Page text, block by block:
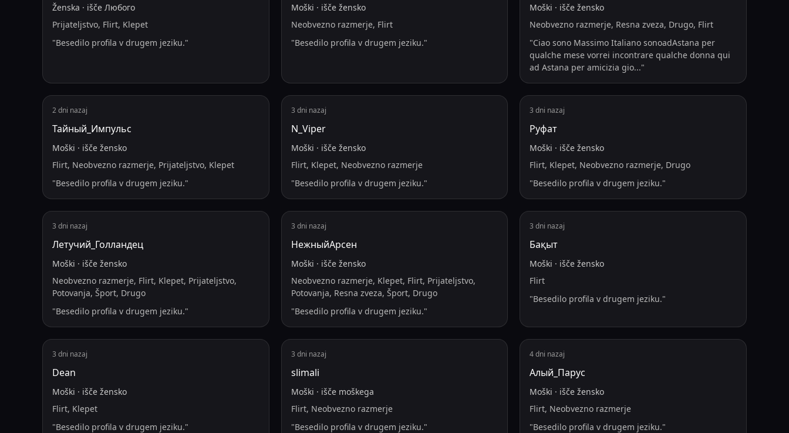
Ženska · išče Любого
Prijateljstvo, Flirt, Klepet
"Besedilo profila v drugem jeziku."
Moški · išče žensko
Neobvezno razmerje, Flirt
"Besedilo profila v drugem jeziku."
Moški · išče žensko
Neobvezno razmerje, Resna zveza, Drugo, Flirt
"Ciao sono Massimo Italiano sonoadAstana per
qualche mese vorrei incontrare qualche donna qui
ad Astana per amicizia gio..."
2 dni nazaj
Тайный_Импульс
Moški · išče žensko
Flirt, Neobvezno razmerje, Prijateljstvo, Klepet
"Besedilo profila v drugem jeziku."
3 dni nazaj
N_Viper
Moški · išče žensko
Flirt, Klepet, Neobvezno razmerje
"Besedilo profila v drugem jeziku."
3 dni nazaj
Руфат
Moški · išče žensko
Flirt, Klepet, Neobvezno razmerje, Drugo
"Besedilo profila v drugem jeziku."
3 dni nazaj
Летучий_Голландец
Moški · išče žensko
Neobvezno razmerje, Flirt, Klepet, Prijateljstvo,
Potovanja, Šport, Drugo
"Besedilo profila v drugem jeziku."
3 dni nazaj
НежныйАрсен
Moški · išče žensko
Neobvezno razmerje, Klepet, Flirt, Prijateljstvo,
Potovanja, Resna zveza, Šport, Drugo
"Besedilo profila v drugem jeziku."
3 dni nazaj
Бақыт
Moški · išče žensko
Flirt
"Besedilo profila v drugem jeziku."
3 dni nazaj
Dean
Moški · išče žensko
Flirt, Klepet
"Besedilo profila v drugem jeziku."
3 dni nazaj
slimali
Moški · išče moškega
Flirt, Neobvezno razmerje
"Besedilo profila v drugem jeziku."
4 dni nazaj
Алый_Парус
Moški · išče žensko
Flirt, Neobvezno razmerje
"Besedilo profila v drugem jeziku."